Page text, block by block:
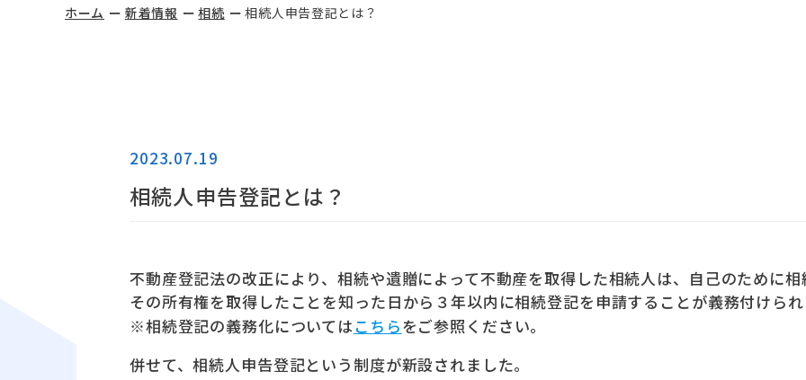
ホーム 新着情報 相続 相続人申告登記とは？
2023.07.19
相続人申告登記とは？
不動産登記法の改正により、相続や遺贈によって不動産を取得した相続人は、自己のために
その所有権を取得したことを知った日から３年以内に相続登記を申請することが義務付けら
※相続登記の義務化についてはこちらをご参照ください。
併せて、相続人申告登記という制度が新設されました。